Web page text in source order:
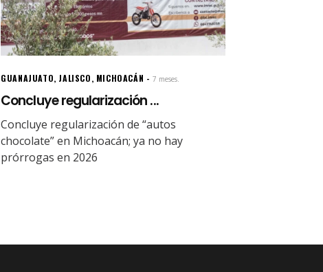
GUANAJUATO, JALISCO, MICHOACÁN 7 meses.
Concluye regularización ...
Concluye regularización de “autos
chocolate” en Michoacán; ya no hay
prórrogas en 2026